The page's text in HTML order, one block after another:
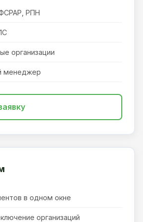
РПН
организации
менеджер
в одном окне
организаций